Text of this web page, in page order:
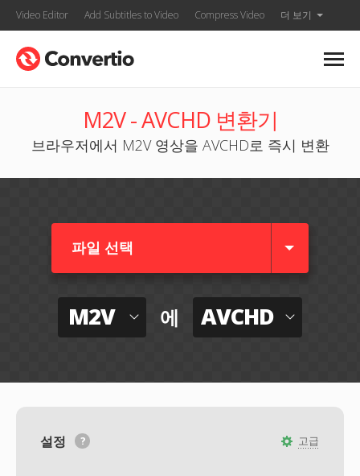
Video Editor Add Subtitles to Video Compress Video 더 보기
M2V - AVCHD 변환기
브라우저에서 M2V 영상을 AVCHD로 즉시 변환
파일 선택
M2V 에 AVCHD
고급
설정